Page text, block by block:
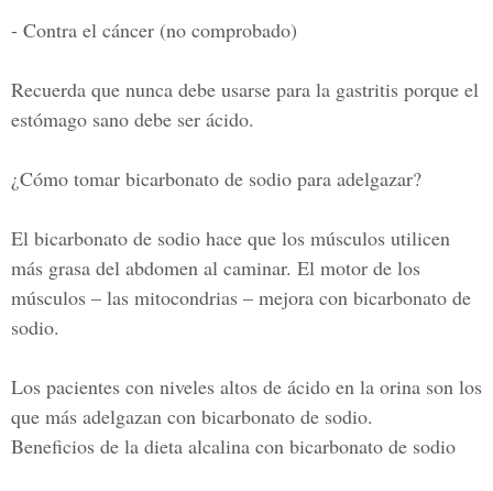
- Contra el cáncer (no comprobado)
Recuerda que nunca debe usarse para la gastritis porque el
estómago sano debe ser ácido.
¿Cómo tomar bicarbonato de sodio para adelgazar?
El bicarbonato de sodio hace que los músculos utilicen
más grasa del abdomen al caminar. El motor de los
músculos – las mitocondrias – mejora con bicarbonato de
sodio.
Los pacientes con niveles altos de ácido en la orina son los
que más adelgazan con bicarbonato de sodio.
Beneficios de la dieta alcalina con bicarbonato de sodio